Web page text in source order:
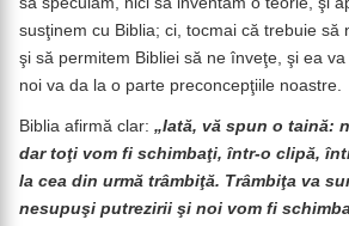
susţinem cu Biblia; ci, tocmai că trebuie să
şi să permitem Bibliei să ne înveţe, şi ea
noi va da la o parte preconcepţiile noastre.
Biblia afirmă clar: „Iată, vă spun o taină:
dar toţi vom fi schimbaţi, într-o clipă,
la cea din urmă trâmbiţă. Trâmbiţa va
nesupuşi putrezirii şi noi vom fi